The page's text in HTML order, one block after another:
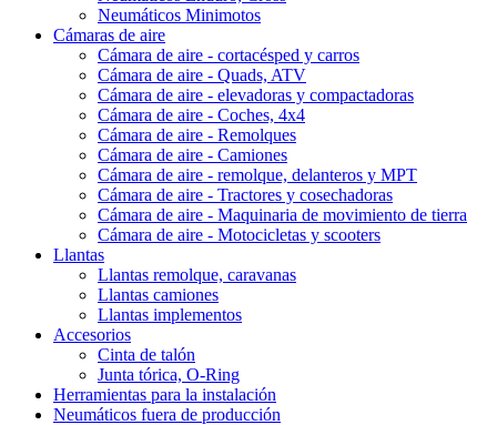
Neumáticos Minimotos
Cámaras de aire
Cámara de aire - cortacésped y carros
Cámara de aire - Quads, ATV
Cámara de aire - elevadoras y compactadoras
Cámara de aire - Coches, 4x4
Cámara de aire - Remolques
Cámara de aire - Camiones
Cámara de aire - remolque, delanteros y MPT
Cámara de aire - Tractores y cosechadoras
Cámara de aire - Maquinaria de movimiento de tierra
Cámara de aire - Motocicletas y scooters
Llantas
Llantas remolque, caravanas
Llantas camiones
Llantas implementos
Accesorios
Cinta de talón
Junta tórica, O-Ring
Herramientas para la instalación
Neumáticos fuera de producción